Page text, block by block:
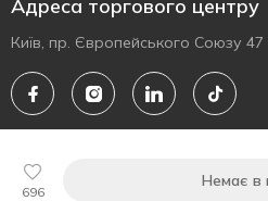
Немає в
696
Адреса торгового центру
Київ, пр. Європейського Союзу 47
© 2010 - 2026 Всі права на веб-
LIMITED LIABILITY COMPANY